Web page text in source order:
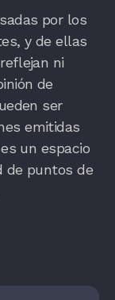
por los
y de ellas
ni
de
ser
emitidas
un espacio
de puntos de